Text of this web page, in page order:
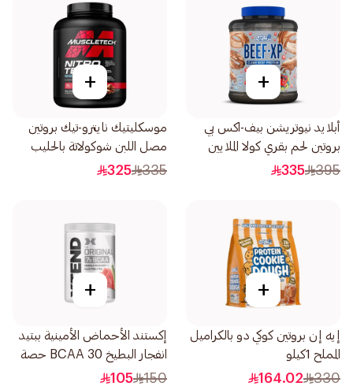
+
أبلايد نيوتريشن بيف-اكس بي
بروتين لحم بقري كولا الملايين
1.8كيلو
395
335
+
موسكليتيك نايترو-تيك بروتين
مصل اللبن شوكولاتة بالحليب
4باوند
335
325
+
إيه إن بروتين كوكي دو بالكراميل
المملح 1كيلو
330
164.02
+
إكستند الأحماض الأمينية ببتيد
انفجار البطيخ BCAA 30 حصة
7جرام
150
105